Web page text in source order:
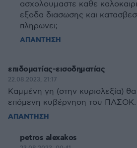
ασχολουμαστε καθε
εξοδα διασωσης και
πληρωνει;
ΑΠΑΝΤΗΣΗ
επιδοματίας-εισοδηματίας
22.08.2023, 21:17
Καμμένη γη (στην κυριολεξία)
επόμενη κυβέρνηση του ΠΑΣΟΚ.
ΑΠΑΝΤΗΣΗ
petros alexakos